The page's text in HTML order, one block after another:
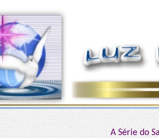
A Série do